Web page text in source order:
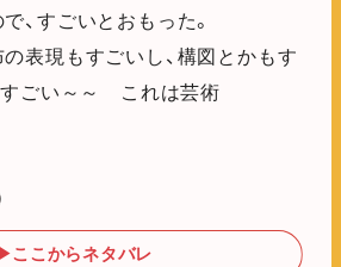
、すごいとおもった。
表現もすごいし、構図とかもす
すごい～～ これは芸術
ここからネタバレ